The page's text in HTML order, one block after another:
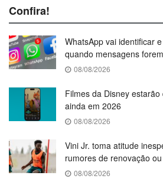
Confira!
WhatsApp vai identificar
quando mensagens
08/08/2026
Filmes da Disney
ainda em 2026
08/08/2026
Vini Jr. toma atitude
rumores de renovação
08/08/2026